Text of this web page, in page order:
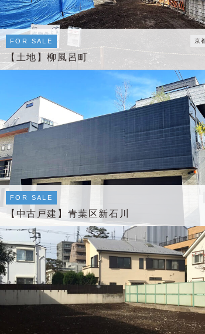
FOR SALE
【土地】柳風呂町
京
FOR SALE
【中古戸建】青葉区新石川